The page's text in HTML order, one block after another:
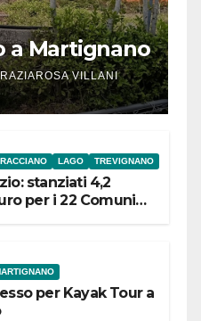
a Martignano
VILLANI
LAGO TREVIGNANO
stanziati 4,2
per i 22 Comuni
per Kayak Tour a